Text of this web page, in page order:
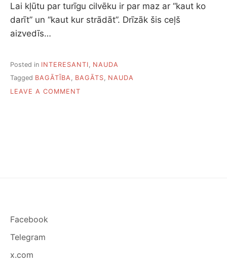
Lai kļūtu par turīgu cilvēku ir par maz ar “kaut ko
darīt” un “kaut kur strādāt”. Drīzāk šis ceļš
aizvedīs…
Posted in INTERESANTI
NAUDA
Tagged BAGĀTĪBA, BAGĀTS, NAUDA
LEAVE A COMMENT
Facebook
Telegram
x.com